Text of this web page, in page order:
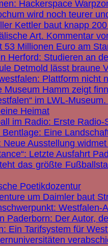
Hackerspace
wird noch teurer
Kettler baut knapp
Art. Kommentar
53 Millionen Euro am
Herford: Studieren an
Detmold lässt braune
Plattform nicht
Museum Hamm zeigt
im LWL-
Heimat
im Radio: Erste
Eine
Neue Ausstellung
Letzte Ausfahrt
das größte
Poetikdozentur
um Daimler baut
Paderborn: Der Autor,
Ein Tarifsystem für